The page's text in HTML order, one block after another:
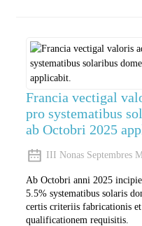
Francia vectigal
pro systematibus
ab Octobri 2025
III Nonas Septembres
Ab Octobri anni 2025
5.5% systematibus solaris
certis criteriis fabricationis
qualificationem requisitis.